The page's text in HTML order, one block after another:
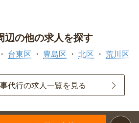
辺の他の求人を探す
台東区 豊島区 北区 荒川区
代行の求人一覧を見る